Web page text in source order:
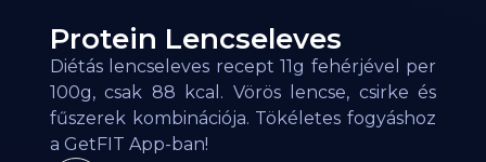
Protein Lencseleves
Diétás lencseleves recept 11g fehérjével per
100g, csak 88 kcal. Vörös lencse, csirke és
fűszerek kombinációja. Tökéletes fogyáshoz
a GetFIT App-ban!